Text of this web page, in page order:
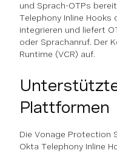
und Sprach-OTPs
Telephony Inline Hooks
integrieren und liefert
oder Sprachanruf. Der
Runtime (VCR) auf.
Plattformen
Die Vonage Protection
Okta Telephony Inline